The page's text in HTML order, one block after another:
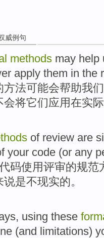
威例句
methods may help
apply them in the
方法可能会帮助我们
会将它们应用在实际
of review are
your code (or any
码使用评审的规范
说是不现实的。
, using these
(and limitations)